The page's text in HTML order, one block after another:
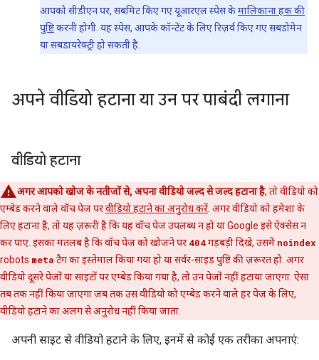
आपको सीडीएन पर, सबमिट किए गए यूआरएल स्पेस केमालिकाना हक की
पुष्टिकरनी होगी. यह स्पेस, आपके कॉन्टेंट के लिए रिज़र्व किए गए सबडोमेन
या सबडायरेक्ट्री हो सकती है.
अपने वीडियो हटाना या उन पर पाबंदी लगाना
वीडियो हटाना
अगर आपको खोज के नतीजों से, अपना वीडियो जल्द से जल्द हटाना है, तो वीडियो को
एम्बेड करने वाले वॉच पेज परवीडियो हटाने का अनुरोध करें . अगर वीडियो को हमेशा के
लिए हटाना है, तो यह ज़रूरी है कि यह वॉच पेज उपलब्ध न हो या Google इसे ऐक्सेस न
कर पाए. इसका मतलब है कि वॉच पेज को खोजने पर 404गड़बड़ी दिखे, उसमें noindex
robots meta टैग का इस्तेमाल किया गया हो या सर्वर-साइड पुष्टि की ज़रूरत हो. अगर
वीडियो दूसरे पेजों या साइटों पर एम्बेड किया गया है, तो उन पेजों नहीं हटाया जाएगा. ऐसा
तब तक नहीं किया जाएगा जब तक उस वीडियो को एम्बेड करने वाले हर पेज के लिए,
वीडियो हटाने का अलग से अनुरोध नहीं किया जाता.
अपनी साइट से वीडियो हटाने के लिए, इनमें से कोई एक तरीका अपनाएं: